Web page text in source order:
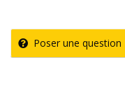
Poser une question